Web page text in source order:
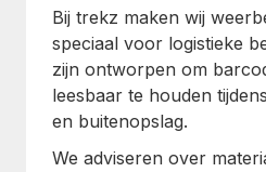
Bij trekz maken wij
speciaal voor logistieke
zijn ontworpen om
leesbaar te houden
en buitenopslag.
We adviseren over